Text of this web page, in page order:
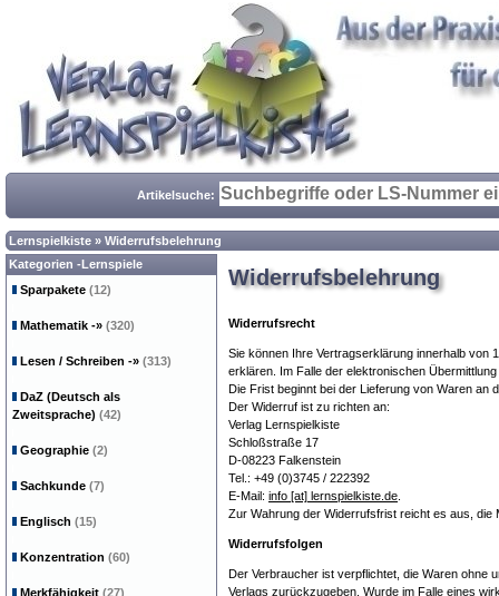
Artikelsuche:
Lernspielkiste » Widerrufsbelehrung
Widerrufsbelehrung
Widerrufsrecht
Sie können Ihre Vertragserklärung innerhalb von
erklären. Im Falle der elektronischen
Die Frist beginnt bei der Lieferung von Waren an
Der Widerruf ist zu richten an:
Verlag Lernspielkiste
Schloßstraße 17
D-08223 Falkenstein
Tel.: +49 (0)3745 / 222392
E-Mail: info [at] lernspielkiste.de
Zur Wahrung der Widerrufsfrist reicht es aus, die
Widerrufsfolgen
Der Verbraucher ist verpflichtet, die Waren ohne
Verlags zurückzugeben. Wurde im Falle eines
Kategorien -Lernspiele
Sparpakete (12)
Mathematik -» (320)
Lesen / Schreiben -» (313)
DaZ (Deutsch als
Zweitsprache) (42)
Geographie (2)
Sachkunde (7)
Englisch (15)
Konzentration (60)
Merkfähigkeit (27)